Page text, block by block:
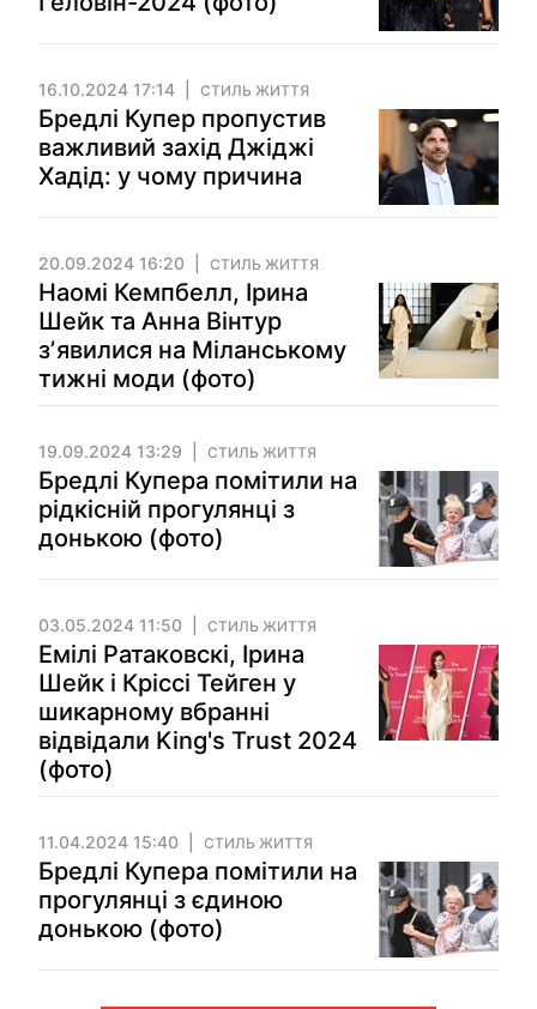
16.10.2024 17:14 СТИЛЬ ЖИТТЯ
Бредлі Купер пропустив
важливий захід Джіджі
Хадід: у чому причина
20.09.2024 16:20 СТИЛЬ ЖИТТЯ
Наомі Кемпбелл, Ірина
Шейк та Анна Вінтур
зʼявилися на Міланському
тижні моди (фото)
19.09.2024 13:29 СТИЛЬ ЖИТТЯ
Бредлі Купера помітили на
рідкісній прогулянці з
донькою (фото)
03.05.2024 11:50 СТИЛЬ ЖИТТЯ
Емілі Ратаковскі, Ірина
Шейк і Кріссі Тейген у
шикарному вбранні
відвідали King's Trust 2024
(фото)
11.04.2024 15:40 СТИЛЬ ЖИТТЯ
Бредлі Купера помітили на
прогулянці з єдиною
донькою (фото)